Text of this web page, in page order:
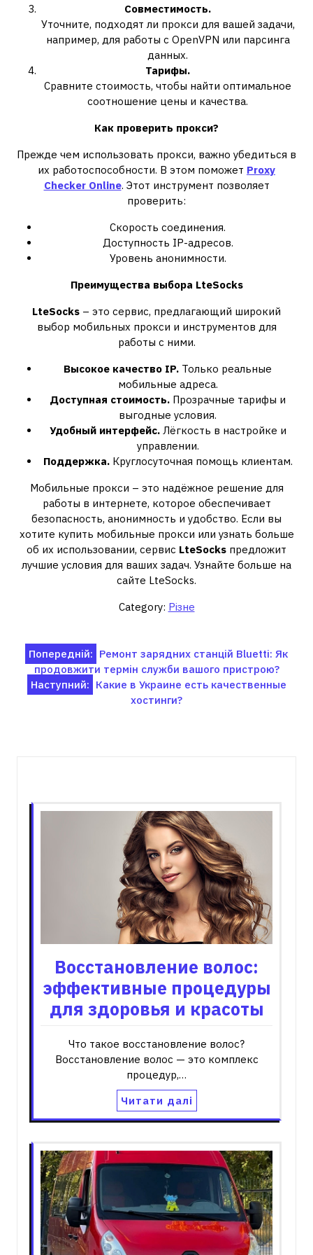
Совместимость.
Уточните, подходят ли прокси для вашей задачи,
например, для работы с OpenVPN или парсинга
данных.
Тарифы.
Сравните стоимость, чтобы найти оптимальное
соотношение цены и качества.
Как проверить прокси?
Прежде чем использовать прокси, важно убедиться в
их работоспособности. В этом поможет Proxy
Checker Online. Этот инструмент позволяет
проверить:
Скорость соединения.
Доступность IP-адресов.
Уровень анонимности.
Преимущества выбора LteSocks
LteSocks – это сервис, предлагающий широкий
выбор мобильных прокси и инструментов для
работы с ними.
Высокое качество IP. Только реальные
мобильные адреса.
Доступная стоимость. Прозрачные тарифы и
выгодные условия.
Удобный интерфейс.Лёгкость в настройке и
управлении.
Поддержка.Круглосуточная помощь клиентам.
Мобильные прокси – это надёжное решение для
работы в интернете, которое обеспечивает
безопасность, анонимность и удобство. Если вы
хотите купить мобильные прокси или узнать больше
об их использовании, сервис LteSocks предложит
лучшие условия для ваших задач. Узнайте больше на
сайте LteSocks.
Category: Різне
Навігація
записів
Попередній: Ремонт зарядних станцій Bluetti: Як
продовжити термін служби вашого пристрою?
Наступний: Какие в Украине есть качественные
хостинги?
Восстановление волос:
эффективные процедуры
для здоровья и красоты
Что такое восстановление волос?
Восстановление волос — это комплекс
процедур,…
Читати далі